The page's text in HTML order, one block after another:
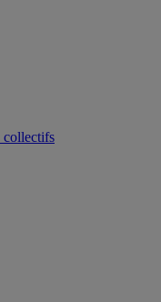
collectifs